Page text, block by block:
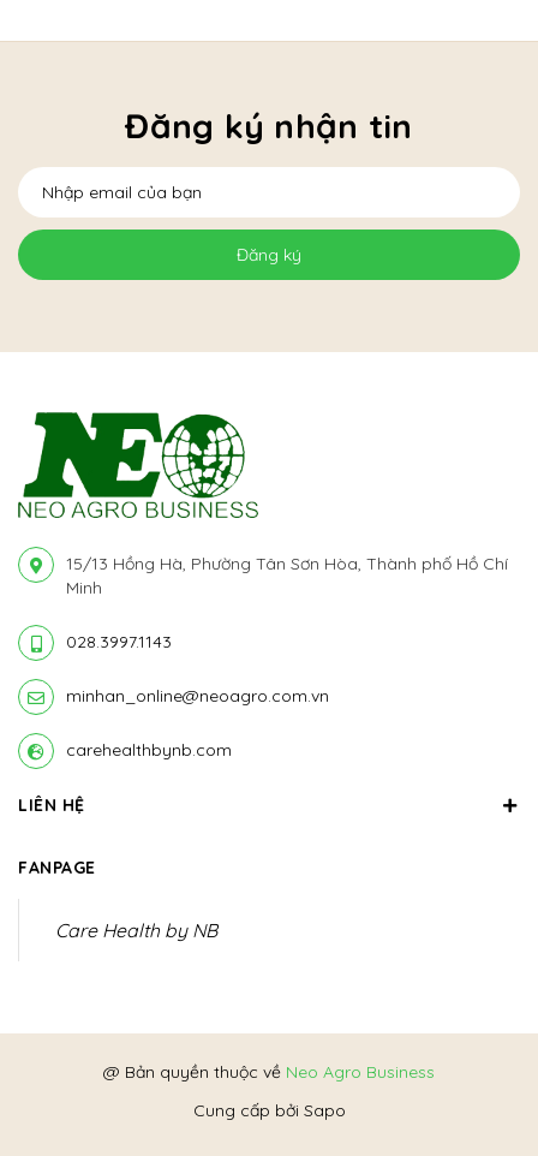
Đăng ký nhận tin
Đăng ký
15/13 Hồng Hà, Phường Tân Sơn Hòa, Thành phố Hồ Chí
Minh
028.3997.1143
minhan_online@neoagro.com.vn
carehealthbynb.com
LIÊN HỆ
FANPAGE
Care Health by NB
@ Bản quyền thuộc về Neo Agro Business
Cung cấp bởi Sapo